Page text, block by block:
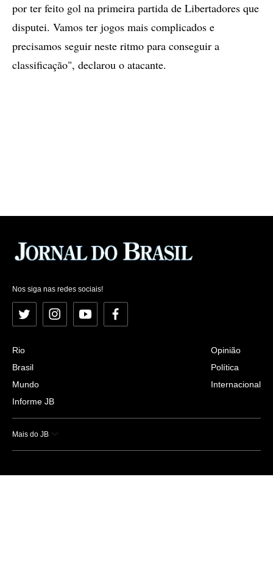
por ter feito gol na primeira partida de Libertadores que
disputei. Vamos ter jogos mais complicados e
precisamos seguir neste ritmo para conseguir a
classificação", declarou o atacante.
Nos siga nas redes sociais!
Twitter InstagramYouTubeFacebook
Rio
Brasil
Mundo
Informe JB
Opinião
Política
Internacional
Mais do JB
Esportes